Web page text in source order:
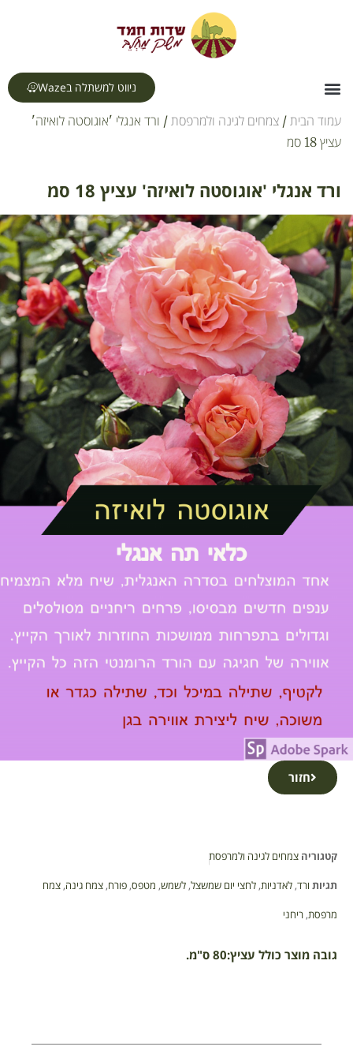
ניווט למשתלה בWaze
עמוד הבית / צמחים לגינה ולמרפסת / ורד אנגלי 'אוגוסטה לואיזה'
עציץ 18 סמ
ורד אנגלי 'אוגוסטה לואיזה' עציץ 18 סמ
חזור
קטגוריה צמחים לגינה ולמרפסת
תגיות ורד, לאדניות, לחצי יום שמשצל, לשמש, מטפס, פורח, צמח גינה, צמח
מרפסת, ריחני
גובה מוצר כולל עציץ:80 ס"מ.